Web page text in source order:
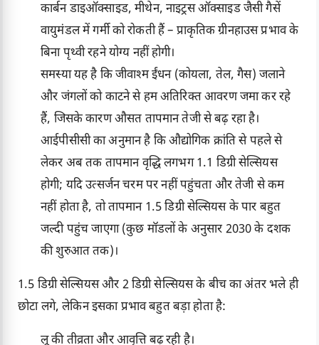
कार्बन डाइऑक्साइड, मीथेन, नाइट्रस ऑक्साइड जैसी गैसें
वायुमंडल में गर्मी को रोकती हैं – प्राकृतिक ग्रीनहाउस प्रभाव के
बिना पृथ्वी रहने योग्य नहीं होगी।
समस्या यह है कि जीवाश्म ईंधन (कोयला, तेल, गैस) जलाने
और जंगलों को काटने से हम अतिरिक्त आवरण जमा कर रहे
हैं, जिसके कारण औसत तापमान तेजी से बढ़ रहा है।
आईपीसीसी का अनुमान है कि औद्योगिक क्रांति से पहले से
लेकर अब तक तापमान वृद्धि लगभग 1.1 डिग्री सेल्सियस
होगी; यदि उत्सर्जन चरम पर नहीं पहुंचता और तेजी से कम
नहीं होता है, तो तापमान 1.5 डिग्री सेल्सियस के पार बहुत
जल्दी पहुंच जाएगा (कुछ मॉडलों के अनुसार 2030 के दशक
की शुरुआत तक)।
1.5 डिग्री सेल्सियस और 2 डिग्री सेल्सियस के बीच का अंतर भले ही
छोटा लगे, लेकिन इसका प्रभाव बहुत बड़ा होता है:
लू की तीव्रता और आवृत्ति बढ़ रही है।